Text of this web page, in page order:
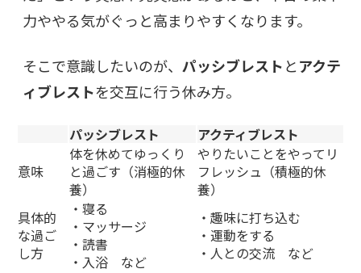
力ややる気がぐっと高まりやすくなります。
そこで意識したいのが、 パッシブレストとアクテ
ィブレストを交互に行う休み方。
パッシブレスト
アクティブレスト
意味
体を休めてゆっくり
と過ごす（消極的休
養）
やりたいことをやってリ
フレッシュ（積極的休
養）
具体的
な過ご
し方
・寝る
・マッサージ
・読書
・入浴 など
・趣味に打ち込む
・運動をする
・人との交流 など